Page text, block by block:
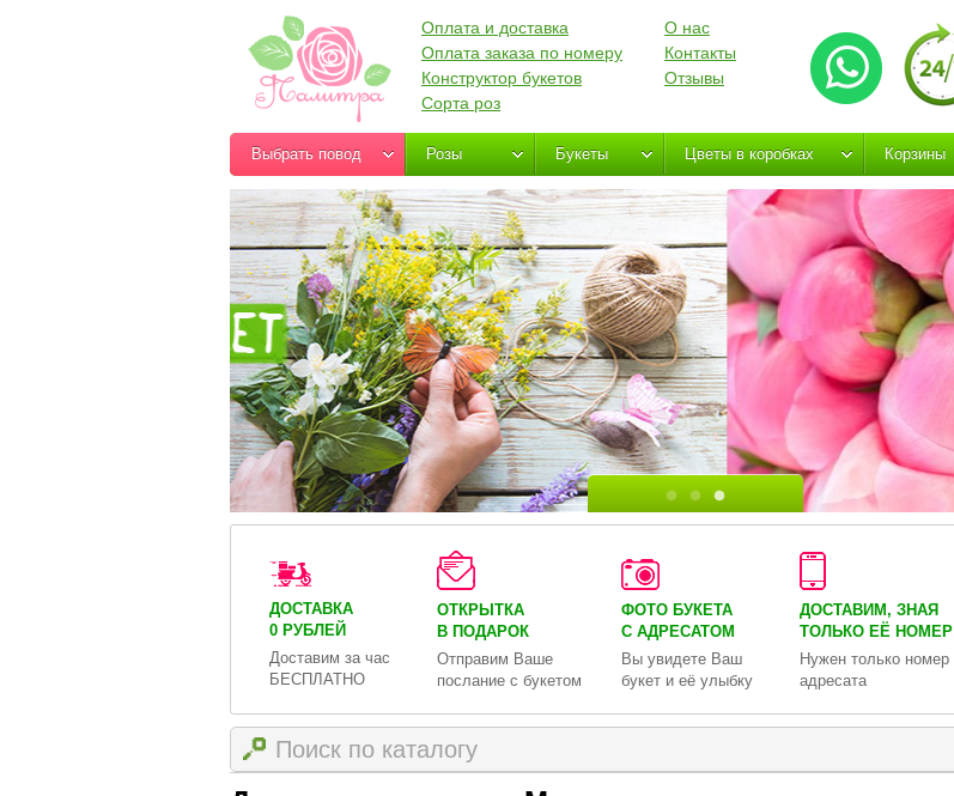
Оплата и доставка
Оплата заказа по номеру
Конструктор букетов
Сорта роз
О нас
Контакты
Отзывы
Выбрать повод Розы Букеты Цветы в коробках Корзины
ДОСТАВКА
0 РУБЛЕЙ
Доставим за час
БЕСПЛАТНО
ОТКРЫТКА
В ПОДАРОК
Отправим Ваше
послание с букетом
ФОТО БУКЕТА
С АДРЕСАТОМ
Вы увидете Ваш
букет и её улыбку
ДОСТАВИМ, ЗНАЯ
ТОЛЬКО ЕЁ НОМЕР
Нужен только номер
адресата